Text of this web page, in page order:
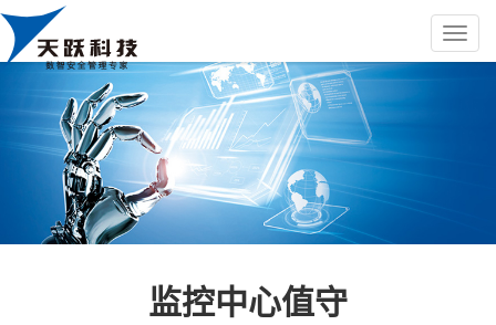
监控中心值守